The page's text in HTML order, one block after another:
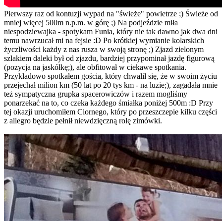
Pierwszy raz od kontuzji wypad na "świeże" powietrze ;) Świeże od
mniej więcej 500m n.p.m. w górę ;) Na podjeździe miła
niespodziewajka - spotykam Funia, który nie tak dawno jak dwa dni
temu nawrzucał mi na fejsie :D Po krótkiej wymianie kolarskich
życzliwości każdy z nas rusza w swoją stronę ;) Zjazd zielonym
szlakiem daleki był od zjazdu, bardziej przypominał jazdę figurową
(pozycja na jaskółkę;), ale obfitował w ciekawe spotkania.
Przykładowo spotkałem gościa, który chwalił się, że w swoim życiu
przejechał milion km (50 lat po 20 tys km - na luzie;), zagadała mnie
też sympatyczna grupka spacerowiczów i razem mogliśmy
ponarzekać na to, co czeka każdego śmiałka poniżej 500m :D Przy
tej okazji uruchomiłem Ciornego, który po przeszczepie kilku części
z allegro będzie pełnił niewdzięczną rolę zimówki.